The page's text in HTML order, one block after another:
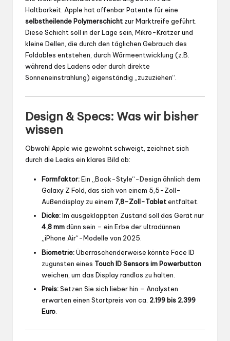
Haltbarkeit. Apple hat offenbar Patente für eine
selbstheilende Polymerschicht zur Marktreife geführt.
Diese Schicht soll in der Lage sein, Mikro-Kratzer und
kleine Dellen, die durch den täglichen Gebrauch des
Foldables entstehen, durch Wärmeentwicklung (z.B.
während des Ladens oder durch direkte
Sonneneinstrahlung) eigenständig „zuzuziehen“.
Design & Specs: Was wir bisher
wissen
Obwohl Apple wie gewohnt schweigt, zeichnet sich
durch die Leaks ein klares Bild ab:
Formfaktor:Ein „Book-Style“-Design ähnlich dem
Galaxy Z Fold, das sich von einem 5,5-Zoll-
Außendisplay zu einem 7,8-Zoll-Tabletentfaltet.
Dicke:Im ausgeklappten Zustand soll das Gerät nur
4,8 mmdünn sein – ein Erbe der ultradünnen
„iPhone Air“-Modelle von 2025.
Biometrie:Überraschenderweise könnte Face ID
zugunsten eines Touch ID Sensors im Powerbutton
weichen, um das Display randlos zu halten.
Preis:Setzen Sie sich lieber hin – Analysten
erwarten einen Startpreis von ca. 2.199 bis 2.399
Euro